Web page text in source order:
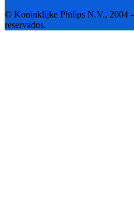
© Koninklijke Philips N.V., 2004 -
reservados.